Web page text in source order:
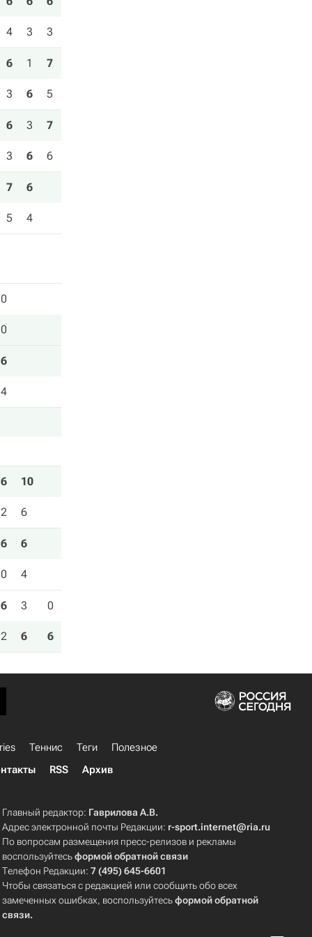
4 3 3
6 1 7
3 6 5
6 3 7
3 6 6
7 6
5 4
0
0
6
4
6 10
2 6
6 6
0 4
6 3 0
2 6 6
Теннис Теги
Полезное
RSS Архив
Главный редактор: Гаврилова А.В.
Адрес электронной почты Редакции: r-sport.internet@ria.ru
По вопросам размещения пресс-релизов и рекламы
воспользуйтесьформой обратной связи
Телефон Редакции:7 (495) 645-6601
Чтобы связаться с редакцией или сообщить обо всех
замеченных ошибках, воспользуйтесьформой обратной
связи.